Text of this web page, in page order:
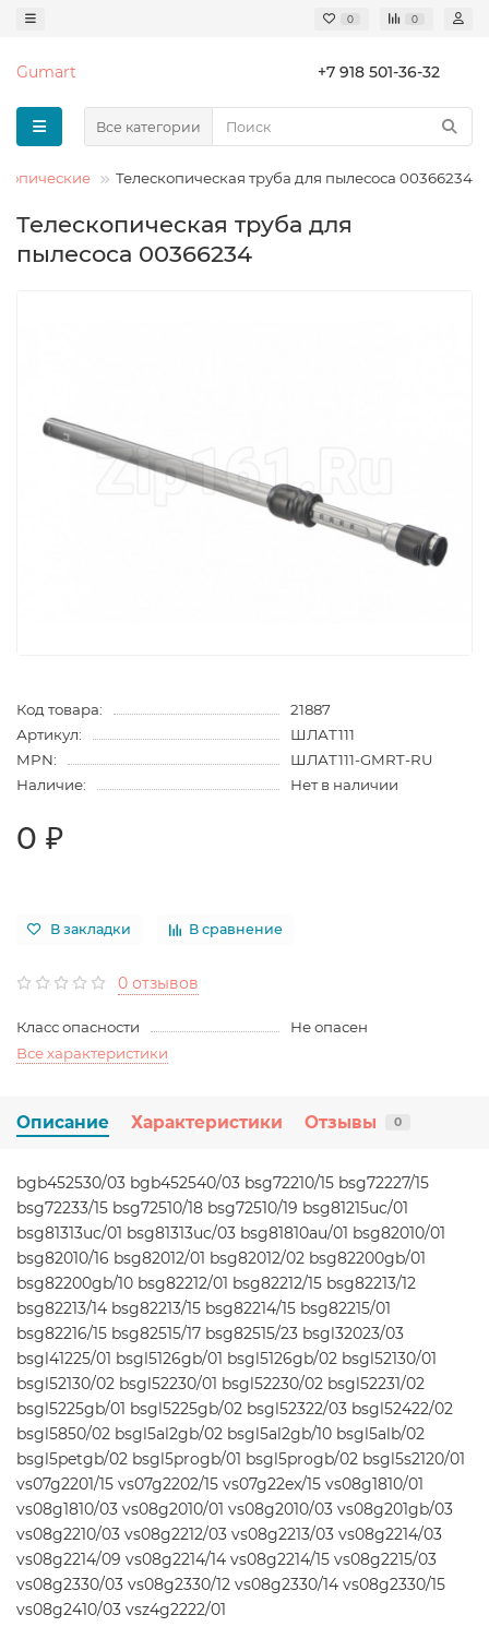
0 0
Gumart +7 918 501-36-32
Все категории
Телескопическая труба для пылесоса 00366234
Телескопическая труба для
пылесоса 00366234
Код товара:
21887
Артикул:
ШЛАТ111
MPN:
ШЛАТ111-GMRT-RU
Наличие:
Нет в наличии
0 ₽
В закладки В сравнение
0 отзывов
Класс опасности
Не опасен
Все характеристики
Описание Характеристики Отзывы 0
bgb452530/03 bgb452540/03 bsg72210/15 bsg72227/15
bsg72233/15 bsg72510/18 bsg72510/19 bsg81215uc/01
bsg81313uc/01 bsg81313uc/03 bsg81810au/01 bsg82010/01
bsg82010/16 bsg82012/01 bsg82012/02 bsg82200gb/01
bsg82200gb/10 bsg82212/01 bsg82212/15 bsg82213/12
bsg82213/14 bsg82213/15 bsg82214/15 bsg82215/01
bsg82216/15 bsg82515/17 bsg82515/23 bsgl32023/03
bsgl41225/01 bsgl5126gb/01 bsgl5126gb/02 bsgl52130/01
bsgl52130/02 bsgl52230/01 bsgl52230/02 bsgl52231/02
bsgl5225gb/01 bsgl5225gb/02 bsgl52322/03 bsgl52422/02
bsgl5850/02 bsgl5al2gb/02 bsgl5al2gb/10 bsgl5alb/02
bsgl5petgb/02 bsgl5progb/01 bsgl5progb/02 bsgl5s2120/01
vs07g2201/15 vs07g2202/15 vs07g22ex/15 vs08g1810/01
vs08g1810/03 vs08g2010/01 vs08g2010/03 vs08g201gb/03
vs08g2210/03 vs08g2212/03 vs08g2213/03 vs08g2214/03
vs08g2214/09 vs08g2214/14 vs08g2214/15 vs08g2215/03
vs08g2330/03 vs08g2330/12 vs08g2330/14 vs08g2330/15
vs08g2410/03 vsz4g2222/01